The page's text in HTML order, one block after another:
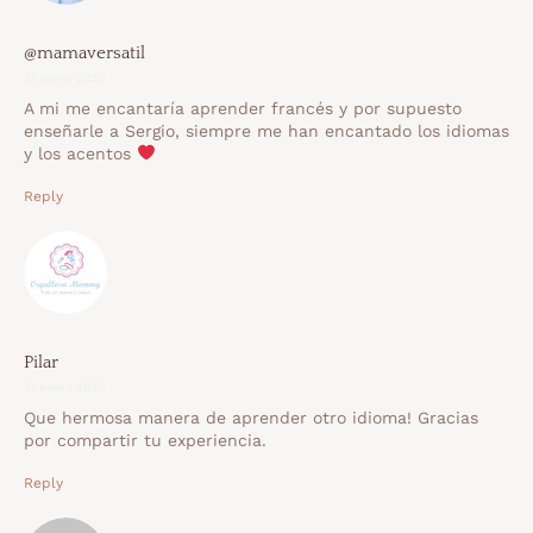
@mamaversatil
A mi me encantaría aprender francés y por supuesto
enseñarle a Sergio, siempre me han encantado los idiomas
y los acentos
Reply
Pilar
Que hermosa manera de aprender otro idioma! Gracias
por compartir tu experiencia.
Reply